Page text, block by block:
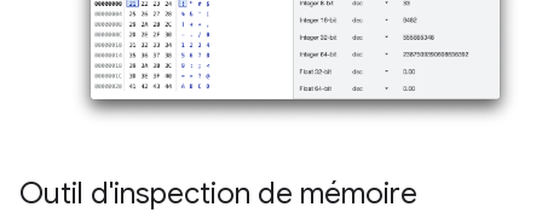
Outil d'inspection de mémoire